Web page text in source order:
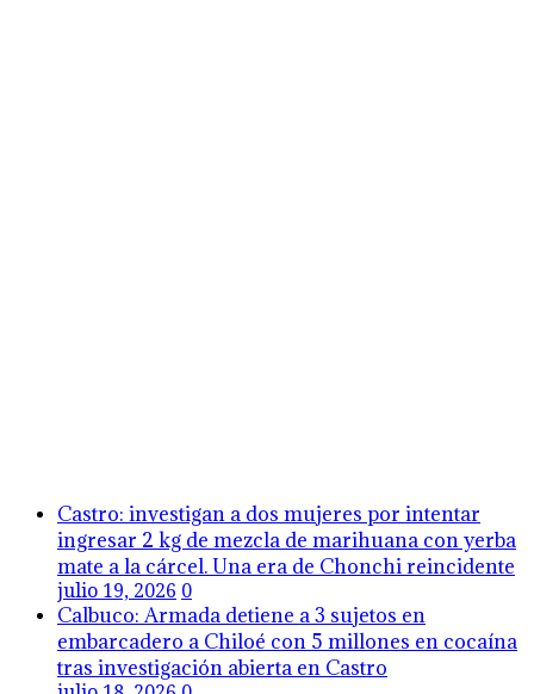
Castro: investigan a dos mujeres por intentar
ingresar 2 kg de mezcla de marihuana con yerba
mate a la cárcel. Una era de Chonchi reincidente
julio 19, 2026 0
Calbuco: Armada detiene a 3 sujetos en
embarcadero a Chiloé con 5 millones en cocaína
tras investigación abierta en Castro